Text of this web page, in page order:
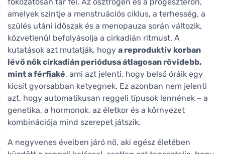
amelyek szintje a menstruációs ciklus, a terhesség, a
szülés utáni időszak és a menopauza során változik,
közvetlenül befolyásolja a cirkadián ritmust. A
kutatások azt mutatják, hogy a reproduktív korban
lévő nők cirkadián periódusa átlagosan rövidebb,
mint a férfiaké, ami azt jelenti, hogy belső óráik egy
kicsit gyorsabban ketyegnek. Ez azonban nem jelenti
azt, hogy automatikusan reggeli típusok lennének – a
genetika, a hormonok, az életkor és a környezet
kombinációja mind szerepet játszik.
A negyvenes éveiben járó nő, aki egész életében